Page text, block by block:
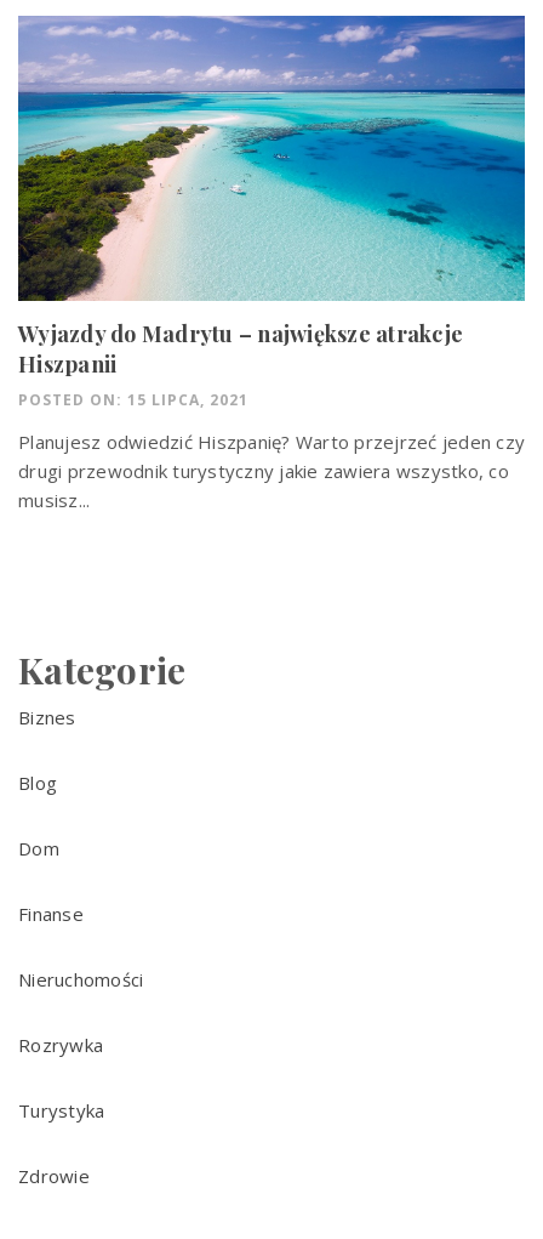
Wyjazdy do Madrytu – największe atrakcje
Hiszpanii
POSTED ON: 15 LIPCA, 2021
Planujesz odwiedzić Hiszpanię? Warto przejrzeć jeden czy
drugi przewodnik turystyczny jakie zawiera wszystko, co
musisz...
Kategorie
Biznes
Blog
Dom
Finanse
Nieruchomości
Rozrywka
Turystyka
Zdrowie